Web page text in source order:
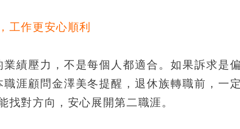
工作更安心順利
績壓力，不是每個人都適合。如果訴求是偏
涯顧問金澤美冬提醒，退休族轉職前，一定
找對方向，安心展開第二職涯。